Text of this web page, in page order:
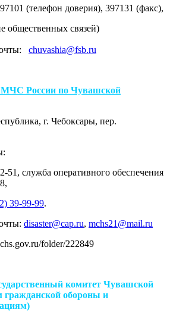
(телефон доверия), 397131 (факс),
общественных связей)
chuvashia@fsb.ru
МЧС России по Чувашской
г. Чебоксары, пер.
51, служба оперативного обеспечения
39-99-99.
disaster@cap.ru, mchs21@mail.ru
folder/222849
комитет Чувашской
гражданской обороны и